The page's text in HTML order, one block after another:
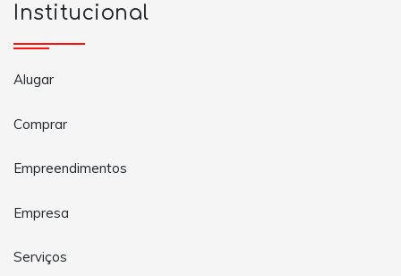
Institucional
Alugar
Comprar
Empreendimentos
Empresa
Serviços